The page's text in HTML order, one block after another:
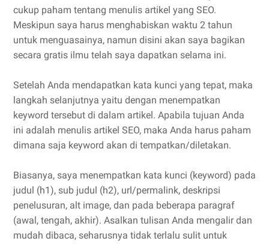
cukup paham tentang menulis artikel yang SEO.
Meskipun saya harus menghabiskan waktu 2 tahun
untuk menguasainya, namun disini akan saya bagikan
secara gratis ilmu telah saya dapatkan selama ini.
Setelah Anda mendapatkan kata kunci yang tepat, maka
langkah selanjutnya yaitu dengan menempatkan
keyword tersebut di dalam artikel. Apabila tujuan Anda
ini adalah menulis artikel SEO, maka Anda harus paham
dimana saja keyword akan di tempatkan/diletakan.
Biasanya, saya menempatkan kata kunci (keyword) pada
judul (h1), sub judul (h2), url/permalink, deskripsi
penelusuran, alt image, dan pada beberapa paragraf
(awal, tengah, akhir). Asalkan tulisan Anda mengalir dan
mudah dibaca, seharusnya tidak terlalu sulit untuk